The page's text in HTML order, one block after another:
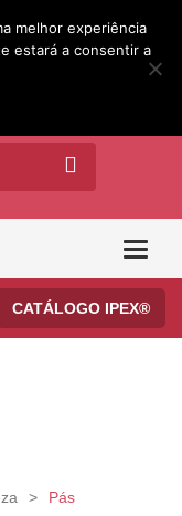
CATÁLOGO IPEX®
> Pás
melhor experiência
estará a consentir a